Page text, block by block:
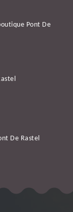
Pont De
De Rastel